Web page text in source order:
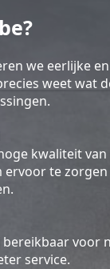
we eerlijke
weet wat
kwaliteit van
ervoor te
voor
service.